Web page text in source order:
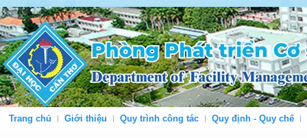
Trang chủ Giới thiệu Quy trình công tác Quy định - Quy chế